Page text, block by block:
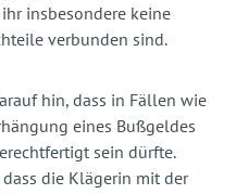
insbesondere keine
verbunden sind.
hin, dass in Fällen wie
eines Bußgeldes
sein dürfte.
die Klägerin mit der